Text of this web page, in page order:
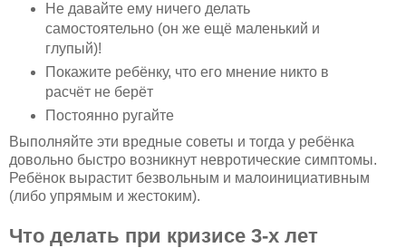
Не давайте ему ничего делать
самостоятельно (он же ещё маленький и
глупый)!
Покажите ребёнку, что его мнение никто в
расчёт не берёт
Постоянно ругайте
Выполняйте эти вредные советы и тогда у ребёнка
довольно быстро возникнут невротические симптомы.
Ребёнок вырастит безвольным и малоинициативным
(либо упрямым и жестоким).
Что делать при кризисе 3-х лет